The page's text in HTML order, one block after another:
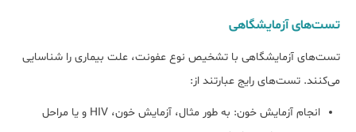
تست‌های آزمایشگاهی
تست‌های آزمایشگاهی با تشخیص نوع عفونت، علت بیماری را شناسایی
می‌کنند. تست‌های رایج عبارتند از:
انجام آزمایش خون: به طور مثال، آزمایش خون، HIV و یا مراحل